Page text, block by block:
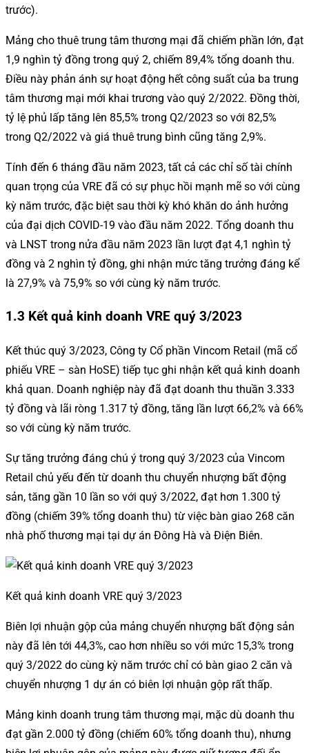
trước).
Mảng cho thuê trung tâm thương mại đã chiếm phần lớn, đạt
1,9 nghìn tỷ đồng trong quý 2, chiếm 89,4% tổng doanh thu.
Điều này phản ánh sự hoạt động hết công suất của ba trung
tâm thương mại mới khai trương vào quý 2/2022. Đồng thời,
tỷ lệ phủ lấp tăng lên 85,5% trong Q2/2023 so với 82,5%
trong Q2/2022 và giá thuê trung bình cũng tăng 2,9%.
Tính đến 6 tháng đầu năm 2023, tất cả các chỉ số tài chính
quan trọng của VRE đã có sự phục hồi mạnh mẽ so với cùng
kỳ năm trước, đặc biệt sau thời kỳ khó khăn do ảnh hưởng
của đại dịch COVID-19 vào đầu năm 2022. Tổng doanh thu
và LNST trong nửa đầu năm 2023 lần lượt đạt 4,1 nghìn tỷ
đồng và 2 nghìn tỷ đồng, ghi nhận mức tăng trưởng đáng kể
là 27,9% và 75,9% so với cùng kỳ năm trước.
1.3 Kết quả kinh doanh VRE quý 3/2023
Kết thúc quý 3/2023, Công ty Cổ phần Vincom Retail (mã cổ
phiếu VRE – sàn HoSE) tiếp tục ghi nhận kết quả kinh doanh
khả quan. Doanh nghiệp này đã đạt doanh thu thuần 3.333
tỷ đồng và lãi ròng 1.317 tỷ đồng, tăng lần lượt 66,2% và 66%
so với cùng kỳ năm trước.
Sự tăng trưởng đáng chú ý trong quý 3/2023 của Vincom
Retail chủ yếu đến từ doanh thu chuyển nhượng bất động
sản, tăng gần 10 lần so với quý 3/2022, đạt hơn 1.300 tỷ
đồng (chiếm 39% tổng doanh thu) từ việc bàn giao 268 căn
nhà phố thương mại tại dự án Đông Hà và Điện Biên.
Kết quả kinh doanh VRE quý 3/2023
Biên lợi nhuận gộp của mảng chuyển nhượng bất động sản
này đã lên tới 44,3%, cao hơn nhiều so với mức 15,3% trong
quý 3/2022 do cùng kỳ năm trước chỉ có bàn giao 2 căn và
chuyển nhượng 1 dự án có biên lợi nhuận gộp rất thấp.
Mảng kinh doanh trung tâm thương mại, mặc dù doanh thu
đạt gần 2.000 tỷ đồng (chiếm 60% tổng doanh thu), nhưng